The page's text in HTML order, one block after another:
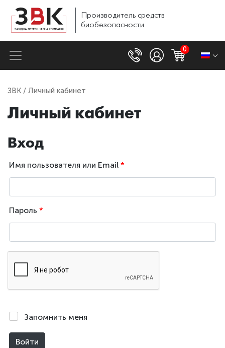
Производитель средств
биобезопасности
0
ЗВК / Личный кабинет
Личный кабинет
Вход
Имя пользователя или Email *
Пароль *
Запомнить меня
Войти